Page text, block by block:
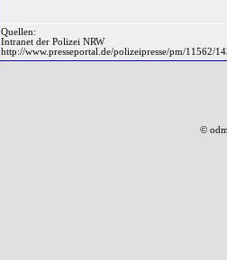
Quellen:
Intranet der Polizei NRW
http://www.presseportal.de/polizeipresse/pm/11562/
©